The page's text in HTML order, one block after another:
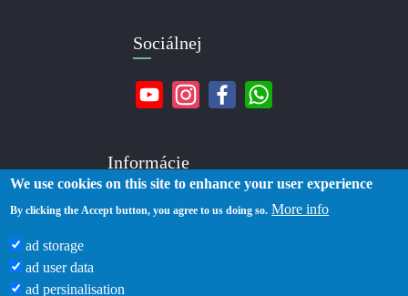
Sociálnej
Informácie
O nás
We use cookies on this site to enhance your user experience
By clicking the Accept button, you agree to us doing so. More info
ad storage
ad user data
ad persinalisation